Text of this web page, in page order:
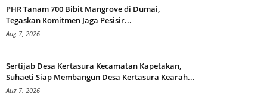
PHR Tanam 700 Bibit Mangrove di Dumai,
Tegaskan Komitmen Jaga Pesisir...
Aug 7, 2026
Sertijab Desa Kertasura Kecamatan Kapetakan,
Suhaeti Siap Membangun Desa Kertasura Kearah...
Aug 7, 2026